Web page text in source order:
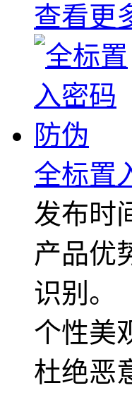
查看更
全标置
发布时
产品
识别。
个性美
杜绝恶